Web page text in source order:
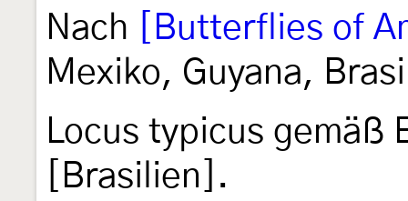
Nach
[Butterflies of
Mexiko, Guyana,
Locus typicus gemäß
[Brasilien].